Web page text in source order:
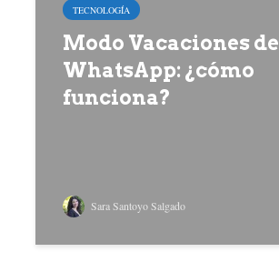
TECNOLOGÍA
Modo Vacaciones de
WhatsApp: ¿cómo
funciona?
Sara Santoyo Salgado